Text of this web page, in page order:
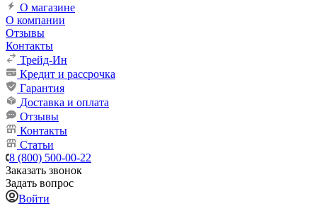
О магазине
О компании
Отзывы
Контакты
Трейд-Ин
Кредит и рассрочка
Гарантия
Доставка и оплата
Отзывы
Контакты
Статьи
8 (800) 500-00-22
Заказать звонок
Задать вопрос
Войти